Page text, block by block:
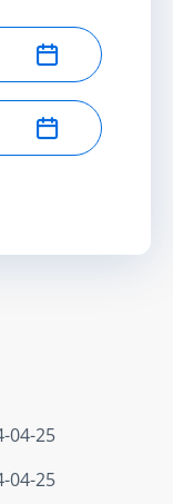
04-25
04-25